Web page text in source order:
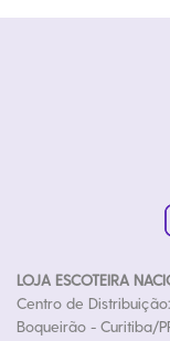
LOJA ESCOTEIRA
Centro de
Boqueirão - Curitiba/